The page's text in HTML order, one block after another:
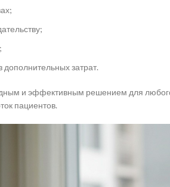
затрат.
и эффективным решением для
пациентов.